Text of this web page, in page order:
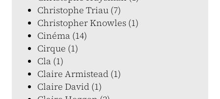
Christophe Triau (7)
Christopher Knowles (1)
Cinéma (14)
Cirque (1)
Cla (1)
Claire Armistead (1)
Claire David (1)